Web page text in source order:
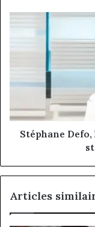
l’architecte
la
structurée
africaine
Stéphane
Articles